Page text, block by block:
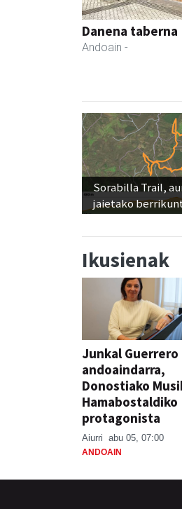
Danena taberna
Andoain -
Sorabilla Trail,
jaietako
Ikusienak
Junkal Guerrero
andoaindarra,
Donostiako
Hamabostaldiko
protagonista
Aiurri abu 05, 07:00
ANDOAIN